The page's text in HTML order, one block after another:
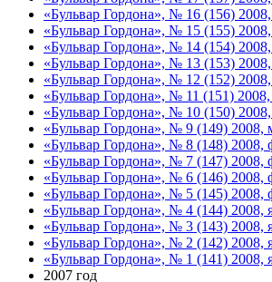
«Бульвар Гордона», № 16 (156)
«Бульвар Гордона», № 15 (155)
«Бульвар Гордона», № 14 (154)
«Бульвар Гордона», № 13 (153)
«Бульвар Гордона», № 12 (152)
«Бульвар Гордона», № 11 (151)
«Бульвар Гордона», № 10 (150)
«Бульвар Гордона», № 9 (149) 2008,
«Бульвар Гордона», № 8 (148) 2008,
«Бульвар Гордона», № 7 (147) 2008,
«Бульвар Гордона», № 6 (146) 2008,
«Бульвар Гордона», № 5 (145) 2008,
«Бульвар Гордона», № 4 (144) 2008,
«Бульвар Гордона», № 3 (143) 2008,
«Бульвар Гордона», № 2 (142) 2008,
«Бульвар Гордона», № 1 (141) 2008,
2007 год